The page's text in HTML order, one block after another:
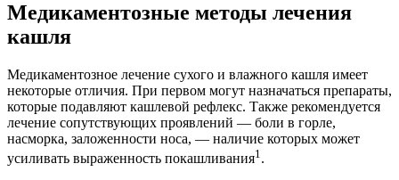
Медикаментозные методы лечения
кашля
Медикаментозное лечение сухого и влажного кашля имеет
некоторые отличия. При первом могут назначаться препараты,
которые подавляют кашлевой рефлекс. Также рекомендуется
лечение сопутствующих проявлений — боли в горле,
насморка, заложенности носа, — наличие которых может
усиливать выраженность покашливания1.